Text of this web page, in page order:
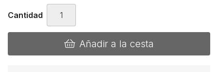
Cantidad
Añadir a la cesta